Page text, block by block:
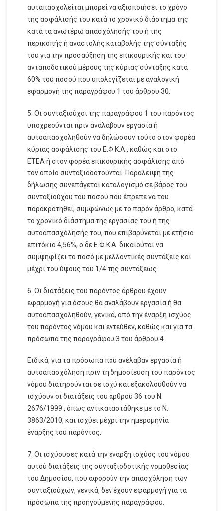
αυταπασχολείται μπορεί να αξιοποιήσει το χρόνο
της ασφάλισής του κατά το χρονικό διάστημα της
κατά τα ανωτέρω απασχόλησής του ή της
περικοπής ή αναστολής καταβολής της σύνταξής
του για την προσαύξηση της επικουρικής και του
ανταποδοτικού μέρους της κύριας σύνταξης κατά
60% του ποσού που υπολογίζεται με αναλογική
εφαρμογή της παραγράφου 1 του άρθρου 30.
5. Οι συνταξιούχοι της παραγράφου 1 του παρόντος
υποχρεούνται πριν αναλάβουν εργασία ή
αυτοαπασχοληθούν να δηλώσουν τούτο στον φορέα
κύριας ασφάλισης του Ε.Φ.Κ.Α., καθώς και στο
ΕΤΕΑ ή στον φορέα επικουρικής ασφάλισης από
τον οποίο συνταξιοδοτούνται. Παράλειψη της
δήλωσης συνεπάγεται καταλογισμό σε βάρος του
συνταξιούχου του ποσού που έπρεπε να του
παρακρατηθεί, συμφώνως με το παρόν άρθρο, κατά
το χρονικό διάστημα της εργασίας του ή της
αυτοαπασχόλησής του, που επιβαρύνεται με ετήσιο
επιτόκιο 4,56%, ο δε Ε.Φ.Κ.Α. δικαιούται να
συμψηφίζει το ποσό με μελλοντικές συντάξεις και
μέχρι του ύψους του 1/4 της συντάξεως.
6. Οι διατάξεις του παρόντος άρθρου έχουν
εφαρμογή για όσους θα αναλάβουν εργασία ή θα
αυτοαπασχοληθούν, γενικά, από την έναρξη ισχύος
του παρόντος νόμου και εντεύθεν, καθώς και για τα
πρόσωπα της παραγράφου 3 του άρθρου 4.
Ειδικά, για τα πρόσωπα που ανέλαβαν εργασία ή
αυτοαπασχόληση πριν τη δημοσίευση του παρόντος
νόμου διατηρούνται σε ισχύ και εξακολουθούν να
ισχύουν οι διατάξεις του άρθρου 36 του Ν.
2676/1999 , όπως αντικαταστάθηκε με το Ν.
3863/2010, και ισχύει μέχρι την ημερομηνία
έναρξης του παρόντος.
7. Οι ισχύουσες κατά την έναρξη ισχύος του νόμου
αυτού διατάξεις της συνταξιοδοτικής νομοθεσίας
του Δημοσίου, που αφορούν την απασχόληση των
συνταξιούχων, γενικά, δεν έχουν εφαρμογή για τα
πρόσωπα της προηγούμενης παραγράφου.